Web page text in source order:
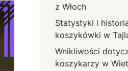
z Włoch
Statystyki i
koszykówki w
Wnikliwości
koszykarzy w